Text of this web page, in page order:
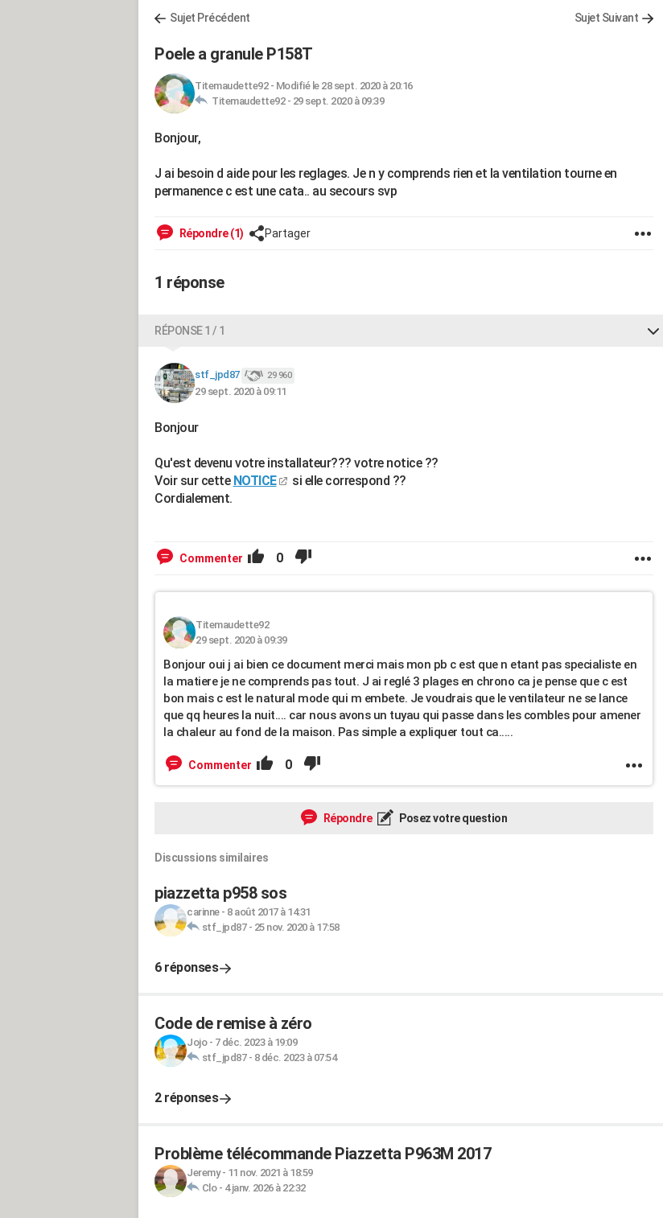
Sujet Précédent Sujet Suivant
Poele a granule P158T
Titemaudette92- Modifié le 28 sept. 2020 à 20:16
Titemaudette92 - 29 sept. 2020 à 09:39
Bonjour,
J ai besoin d aide pour les reglages. Je n y comprends rien et la ventilation tourne en
permanence c est une cata.. au secours svp
Répondre (1) Partager
1 réponse
RÉPONSE 1 / 1
stf_jpd87 29 960
29 sept. 2020 à 09:11
Bonjour
Qu'est devenu votre installateur??? votre notice ??
Voir sur cette NOTICE
si elle correspond ??
Cordialement.
Commenter 0
Titemaudette92
29 sept. 2020 à 09:39
Bonjour oui j ai bien ce document merci mais mon pb c est que n etant pas specialiste en
la matiere je ne comprends pas tout. J ai reglé 3 plages en chrono ca je pense que c est
bon mais c est le natural mode qui m embete. Je voudrais que le ventilateur ne se lance
que qq heures la nuit.... car nous avons un tuyau qui passe dans les combles pour amener
la chaleur au fond de la maison. Pas simple a expliquer tout ca.....
Commenter 0
Répondre Posez votre question
Discussions similaires
piazzetta p958 sos
carinne- 8 août 2017 à 14:31
stf_jpd87- 25 nov. 2020 à 17:58
6 réponses
Code de remise à zéro
Jojo- 7 déc. 2023 à 19:09
stf_jpd87- 8 déc. 2023 à 07:54
2 réponses
Problème télécommande Piazzetta P963M 2017
Jeremy- 11 nov. 2021 à 18:59
Clo- 4 janv. 2026 à 22:32